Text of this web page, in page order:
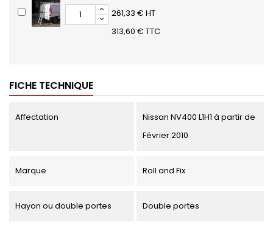
261,33 € HT
313,60 € TTC
FICHE TECHNIQUE
Affectation
Nissan NV400 L1H1 à partir de
Février 2010
Marque Roll and Fix
Hayon ou double portes Double portes